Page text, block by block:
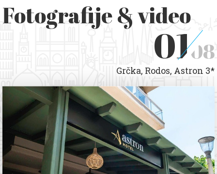
Fotografije & video
0108
Grčka, Rodos, Astron 3*